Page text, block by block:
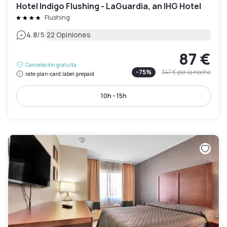
Hotel Indigo Flushing - LaGuardia, an IHG Hotel
Flushing
4.8/5|22 Opiniones
Cancelación gratuita
rate-plan-card.label-prepaid
87 €
-75% 347 €por la noche
10h - 15h